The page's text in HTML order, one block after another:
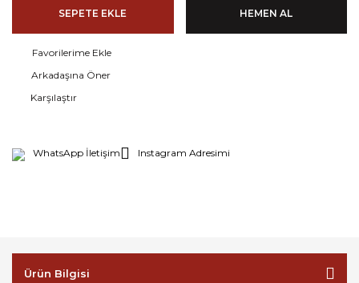
SEPETE EKLE HEMEN AL
Arkadaşına Öner
Karşılaştır
WhatsApp İletişim Instagram Adresimi
Ürün Bilgisi